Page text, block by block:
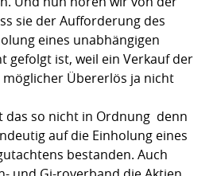
sie der Aufforderung des
eines unabhängigen
gefolgt ist, weil ein Verkauf der
Übererlös ja nicht
das so nicht in Ordnung  denn
auf die Einholung eines
bestanden. Auch